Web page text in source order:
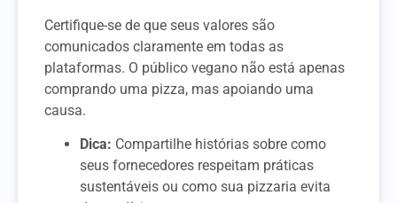
Certifique-se de que seus valores são
comunicados claramente em todas as
plataformas. O público vegano não está apenas
comprando uma pizza, mas apoiando uma
causa.
Dica: Compartilhe histórias sobre como
seus fornecedores respeitam práticas
sustentáveis ou como sua pizzaria evita